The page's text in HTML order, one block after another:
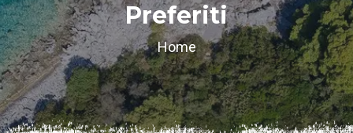
Preferiti
Home